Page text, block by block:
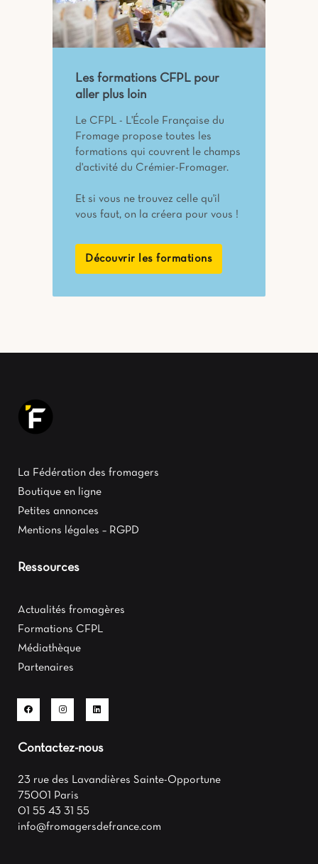
Les formations CFPL pour
aller plus loin
Le CFPL - L'École Française du
Fromage propose toutes les
formations qui couvrent le champs
d'activité du Crémier-Fromager.
Et si vous ne trouvez celle qu'il
vous faut, on la créera pour vous !
Découvrir les formations
La Fédération des fromagers
Boutique en ligne
Petites annonces
Mentions légales – RGPD
Ressources
Actualités fromagères
Formations CFPL
Médiathèque
Partenaires
Contactez-nous
23 rue des Lavandières Sainte-Opportune
75001 Paris
01 55 43 31 55
info@fromagersdefrance.com